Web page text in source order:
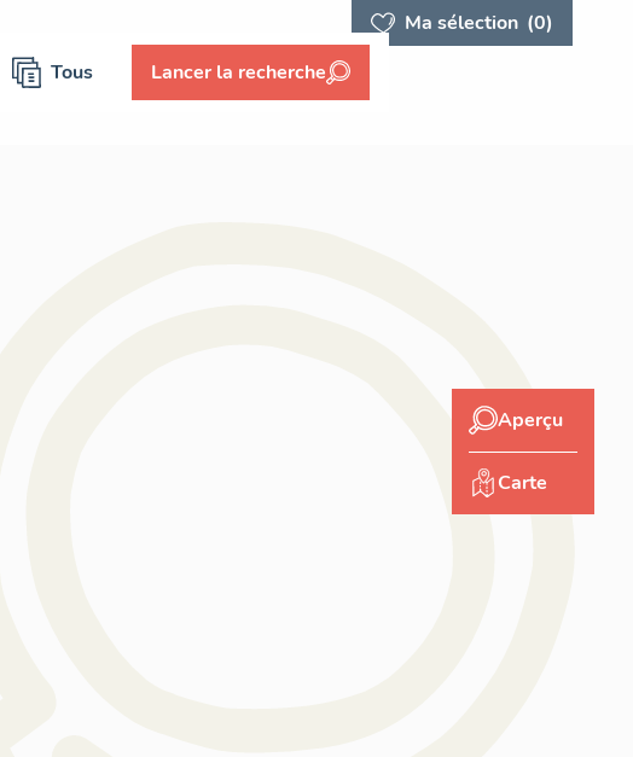
Ma sélection (0)
Tous Lancer la recherche
Aperçu
Carte